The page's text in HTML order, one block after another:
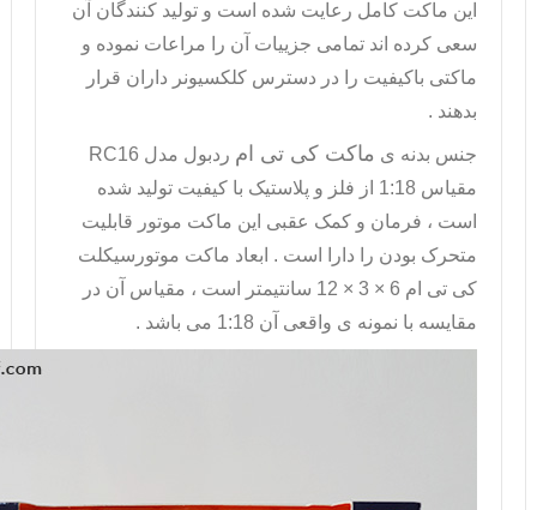
این ماکت کامل رعایت شده است و تولید کنندگان آن
سعی کرده اند تمامی جزییات آن را مراعات نموده و
ماکتی باکیفیت را در دسترس کلکسیونر داران قرار
بدهند .
جنس بدنه ی ماکت کی تی ام ردبول مدل RC16
مقیاس 1:18 از فلز و پلاستیک با کیفیت تولید شده
است ، فرمان و کمک عقبی این ماکت موتور قابلیت
متحرک بودن را دارا است . ابعاد ماکت موتورسیکلت
کی تی ام 6 × 3 × 12 سانتیمتر است ، مقیاس آن در
مقایسه با نمونه ی واقعی آن 1:18 می باشد .